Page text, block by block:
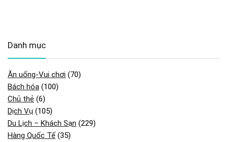
Danh mục
Ăn uống-Vui chơi (70)
Bách hóa (100)
Chủ thẻ (6)
Dịch Vụ (105)
Du Lịch – Khách Sạn (229)
Hàng Quốc Tế (35)